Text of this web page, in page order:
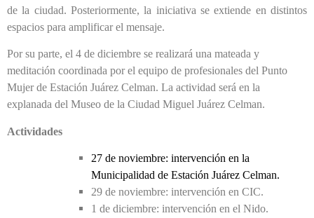
de la ciudad. Posteriormente, la iniciativa se extiende en distintos
espacios para amplificar el mensaje.
Por su parte, el 4 de diciembre se realizará una mateada y
meditación coordinada por el equipo de profesionales del Punto
Mujer de Estación Juárez Celman. La actividad será en la
explanada del Museo de la Ciudad Miguel Juárez Celman.
Actividades
27 de noviembre: intervención en la
Municipalidad de Estación Juárez Celman.
29 de noviembre: intervención en CIC.
1 de diciembre: intervención en el Nido.